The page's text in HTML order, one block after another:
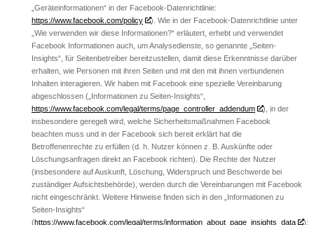
„Geräteinformationen“ in der Facebook-Datenrichtlinie:
https://www.facebook.com/policy
). Wie in der Facebook-Datenrichtlinie unter
„Wie verwenden wir diese Informationen?“ erläutert, erhebt und verwendet
Facebook Informationen auch, um Analysedienste, so genannte „Seiten-
Insights“, für Seitenbetreiber bereitzustellen, damit diese Erkenntnisse darüber
erhalten, wie Personen mit ihren Seiten und mit den mit ihnen verbundenen
Inhalten interagieren. Wir haben mit Facebook eine spezielle Vereinbarung
abgeschlossen („Informationen zu Seiten-Insights“,
https://www.facebook.com/legal/terms/page_controller_addendum
), in der
insbesondere geregelt wird, welche Sicherheitsmaßnahmen Facebook
beachten muss und in der Facebook sich bereit erklärt hat die
Betroffenenrechte zu erfüllen (d. h. Nutzer können z. B. Auskünfte oder
Löschungsanfragen direkt an Facebook richten). Die Rechte der Nutzer
(insbesondere auf Auskunft, Löschung, Widerspruch und Beschwerde bei
zuständiger Aufsichtsbehörde), werden durch die Vereinbarungen mit Facebook
nicht eingeschränkt. Weitere Hinweise finden sich in den „Informationen zu
Seiten-Insights“
(https://www.facebook.com/legal/terms/information_about_page_insights_data
);